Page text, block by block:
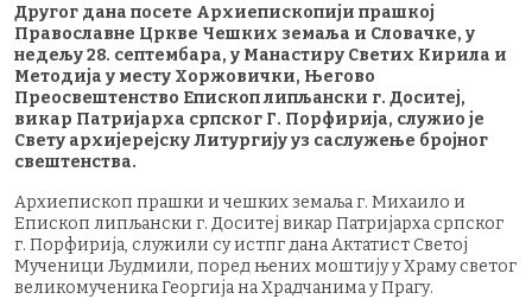
Другог дана посете Архиепископији прашкој
Православне Цркве Чешких земаља и Словачке, у
недељу 28. септембара, у Манастиру Светих Кирила и
Методија у месту Хоржовички, Његово
Преосвештенство Епископ липљански г. Доситеј,
викар Патријарха српског Г. Порфирија, служио је
Свету архијерејску Литургију уз саслужење бројног
свештенства.
Архиепископ прашки и чешких земаља г. Михаило и
Епископ липљански г. Доситеј викар Патријарха српског
г. Порфирија, служили су истпг дана Актатист Светој
Мученици Људмили, поред њених моштију у Храму светог
великомученика Георгија на Храдчанима у Прагу.